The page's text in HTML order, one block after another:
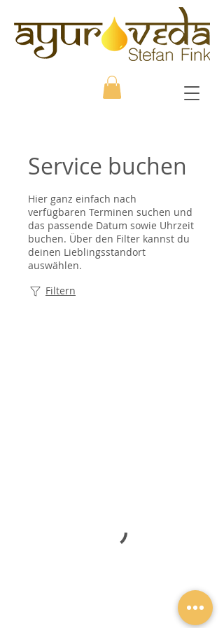
Service buchen
Hier ganz einfach nach
verfügbaren Terminen suchen und
das passende Datum sowie Uhrzeit
buchen. Über den Filter kannst du
deinen Lieblingsstandort
auswählen.
Filtern